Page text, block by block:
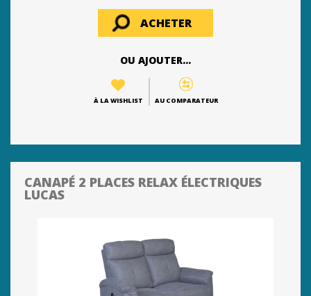
ACHETER
OU AJOUTER...
À LA WISHLIST AU COMPARATEUR
CANAPÉ 2 PLACES RELAX ÉLECTRIQUES
LUCAS